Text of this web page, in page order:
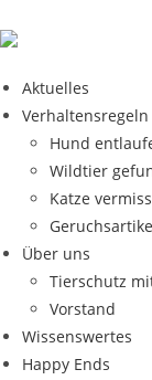
Aktuelles
Verhaltensregeln
Hund
Wildtier
Katze
Über uns
Tierschutz
Vorstand
Wissenswertes
Happy Ends